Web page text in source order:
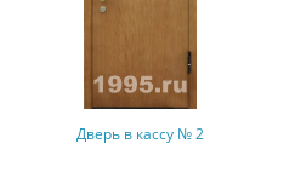
Дверь в кассу № 2